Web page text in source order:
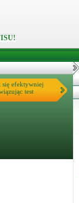
się efektywniej
test